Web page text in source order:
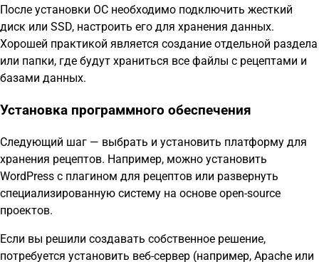
После установки ОС необходимо подключить жесткий
диск или SSD, настроить его для хранения данных.
Хорошей практикой является создание отдельной раздела
или папки, где будут храниться все файлы с рецептами и
базами данных.
Установка программного обеспечения
Следующий шаг — выбрать и установить платформу для
хранения рецептов. Например, можно установить
WordPress с плагином для рецептов или развернуть
специализированную систему на основе open-source
проектов.
Если вы решили создавать собственное решение,
потребуется установить веб-сервер (например, Apache или